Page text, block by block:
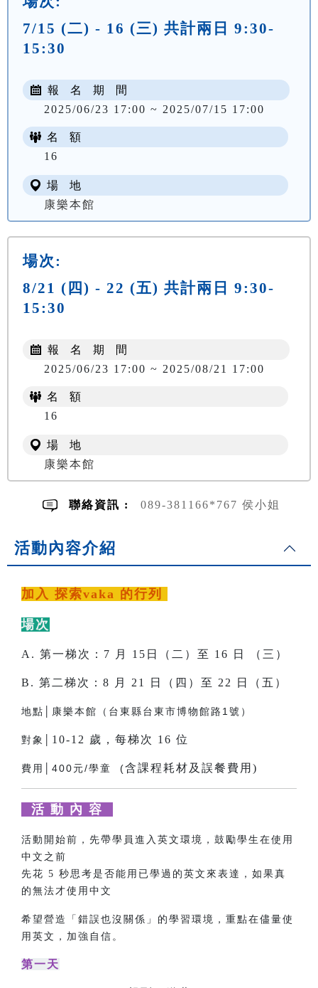
7/15 (二) - 16 (三) 共計兩日 9:30-
15:30
報 名 期 間
2025/06/23 17:00 ~ 2025/07/15 17:00
名 額
16
場 地
康樂本館
場次:
8/21 (四) - 22 (五) 共計兩日 9:30-
15:30
報 名 期 間
2025/06/23 17:00 ~ 2025/08/21 17:00
名 額
16
場 地
康樂本館
聯絡資訊 : 089-381166*767 侯小姐
活動內容介紹
加入 探索vaka 的行列
場次
A. 第一梯次：7 月 15日（二）至 16 日 （三）
B. 第二梯次：8 月 21 日（四）至 22 日（五）
地點│康樂本館（台東縣台東市博物館路1號）
對象│ 10-12 歲，每梯次 16 位
費用│400元/學童 (含課程耗材及誤餐費用)
活 動 內 容
活動開始前，先帶學員進入英文環境，鼓勵學生在使用
中文之前
先花 5 秒思考是否能用已學過的英文來表達，如果真
的無法才使用中文
希望營造「錯誤也沒關係」的學習環境，重點在儘量使
用英文，加強自信。
第一天